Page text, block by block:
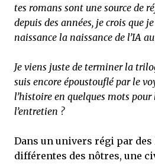
tes romans sont une source de
depuis des années, je crois que
naissance la naissance de l’IA
Je viens juste de terminer la
suis encore époustouflé par le
l’histoire en quelques mots pour
l’entretien ?
Dans un univers régi par
différentes des nôtres, une